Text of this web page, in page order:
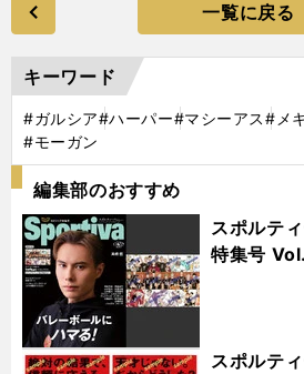
一覧に戻る
キーワード
#ガルシア#ハーパー#マシーアス#メ
#モーガン
編集部のおすすめ
スポルテ
特集号
スポルテ